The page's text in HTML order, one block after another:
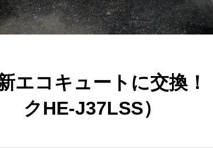
エコキュートに交換！
クHE-J37LSS）